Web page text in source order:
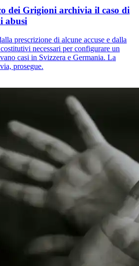
dei Grigioni archivia il caso di
abusi
prescrizione di alcune accuse e dalla
necessari per configurare un
casi in Svizzera e Germania. La
prosegue.